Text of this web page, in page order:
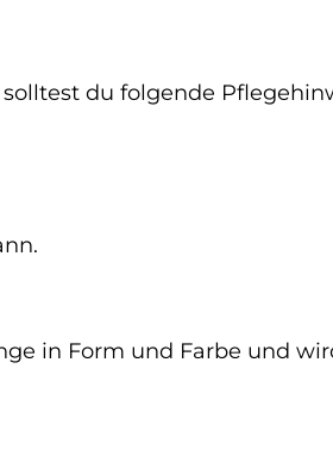
du folgende
in Form und Farbe und